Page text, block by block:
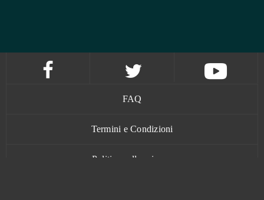
FAQ
Termini e Condizioni
Politica sulla privacy